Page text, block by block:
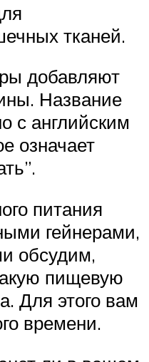
тканей.
добавляют
Название
с английским
означает
питания
гейнерами,
обсудим,
пищевую
Для этого вам
времени.